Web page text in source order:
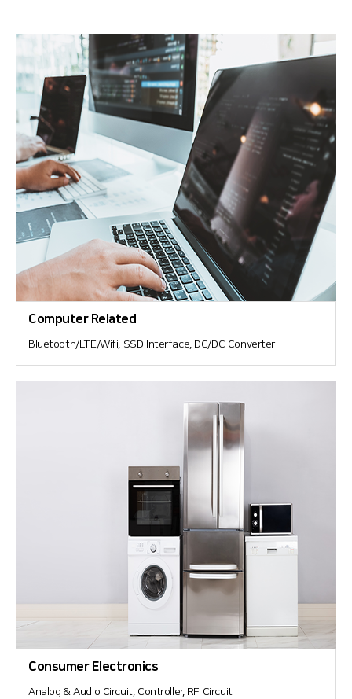
Computer Related
Bluetooth/LTE/Wifi, SSD Interface, DC/DC Converter
Consumer Electronics
Analog & Audio Circuit, Controller, RF Circuit